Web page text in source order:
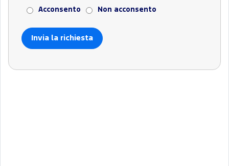
Acconsento Non acconsento